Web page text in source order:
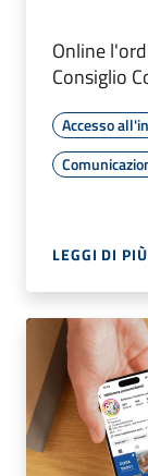
Online
Consiglio
Accesso
LEGGI DI PIÙ